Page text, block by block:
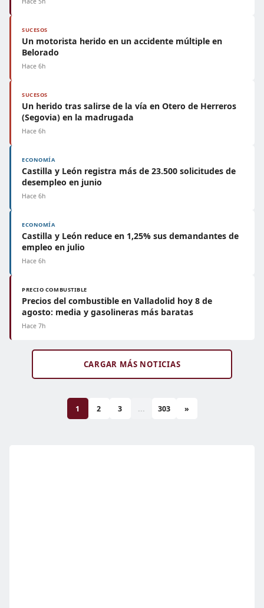
SUCESOS
Un motorista herido en un accidente múltiple en
Belorado
Hace 6h
SUCESOS
Un herido tras salirse de la vía en Otero de Herreros
(Segovia) en la madrugada
Hace 6h
ECONOMÍA
Castilla y León registra más de 23.500 solicitudes de
desempleo en junio
Hace 6h
ECONOMÍA
Castilla y León reduce en 1,25% sus demandantes de
empleo en julio
Hace 6h
PRECIO COMBUSTIBLE
Precios del combustible en Valladolid hoy 8 de
agosto: media y gasolineras más baratas
Hace 7h
CARGAR MÁS NOTICIAS
1 2 3 ... 303 »